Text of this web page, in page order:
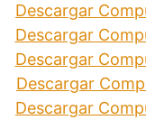
Descargar
Descargar
Descargar
Descargar
Descargar